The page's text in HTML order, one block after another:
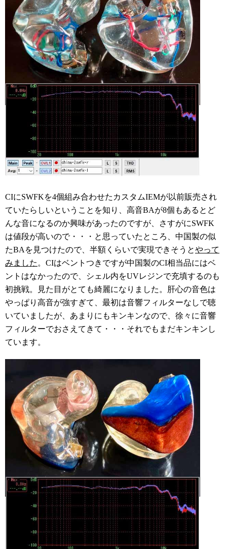
CIにSWFKを4個組み合わせたカスタムIEMが以前販売され
ていたらしいということを知り、高音BAが8個もあるとど
んな音になるのか興味があったのですが、さすがにSWFK
は値段が高いので・・・と思っていたところ、中国製の似
たBAを見つけたので、半額くらいで実現できそうとやって
みました 。CIはベントつきですが中国製のCI相当品にはベ
ントはなかったので、シェル内をUVレジンで充填するのも
初挑戦。見た目がとても綺麗になりました。肝心の音色は
やっぱり高音が強すぎて、最初は音響フィルターなしで聴
いていましたが、あまりにもキンキンなので、徐々に音響
フィルターでおさえてきて・・・それでもまだキンキンし
ています。